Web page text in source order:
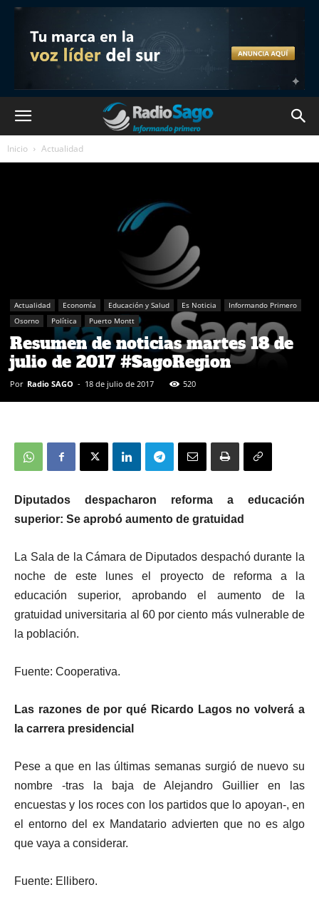
Inicio Actualidad
Actualidad Economía Educación y Salud Es Noticia
Informando Primero
Osorno
Política Puerto Montt
Resumen de noticias martes 18 de
julio de 2017 #SagoRegion
Por Radio SAGO - 18 de julio de 2017 520
Diputados despacharon reforma a educación
superior: Se aprobó aumento de gratuidad
La Sala de la Cámara de Diputados despachó durante la
noche de este lunes el proyecto de reforma a la
educación superior, aprobando el aumento de la
gratuidad universitaria al 60 por ciento más vulnerable de
la población.
Fuente: Cooperativa.
Las razones de por qué Ricardo Lagos no volverá a
la carrera presidencial
Pese a que en las últimas semanas surgió de nuevo su
nombre -tras la baja de Alejandro Guillier en las
encuestas y los roces con los partidos que lo apoyan-, en
el entorno del ex Mandatario advierten que no es algo
que vaya a considerar.
Fuente: Ellibero.